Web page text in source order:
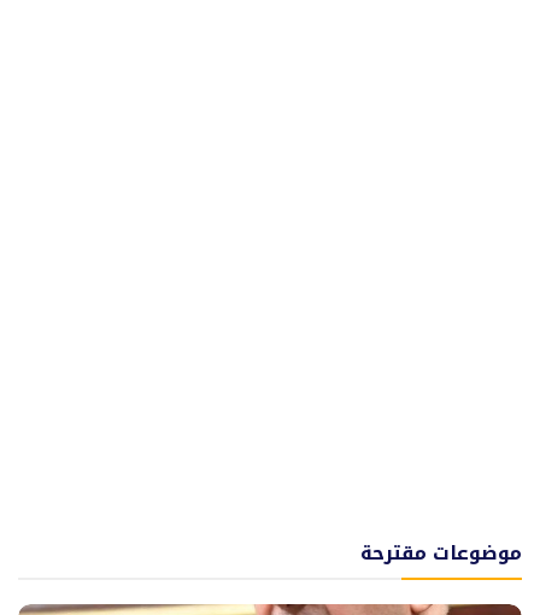
موضوعات مقترحة